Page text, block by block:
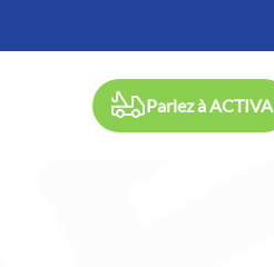
Parlez à ACTIVA